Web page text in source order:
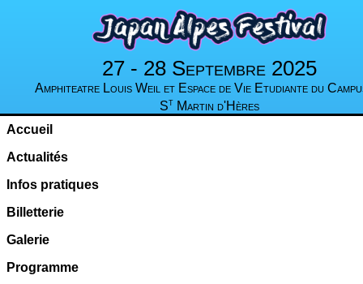
27 - 28 Septembre 2025
Amphiteatre Louis Weil et Espace de Vie Etudiante du
St Martin d'Hères
Accueil
Actualités
Infos pratiques
Billetterie
Galerie
Programme